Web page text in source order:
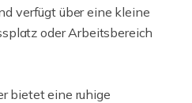
verfügt über eine kleine
oder Arbeitsbereich
bietet eine ruhige